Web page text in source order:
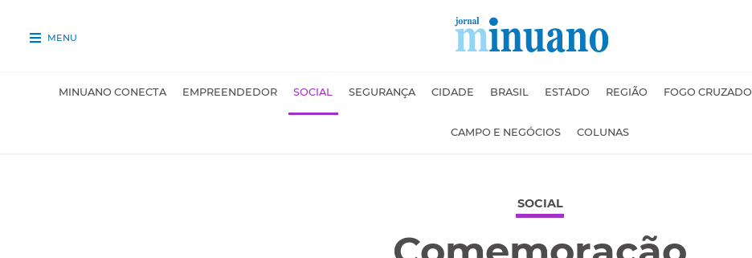
MENU
MINUANO CONECTA EMPREENDEDOR SOCIAL SEGURANÇA CIDADE BRASIL ESTADO REGIÃO FOGO CRUZADO
CAMPO E NEGÓCIOS COLUNAS
SOCIAL